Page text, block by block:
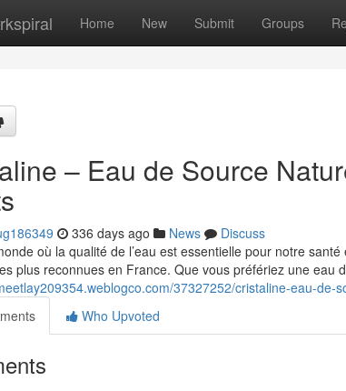
Home New Submit Groups
– Eau de Source
336 days ago News
Discuss
où la qualité de l’eau est essentielle pour notre
plus reconnues en France. Que vous préfériez une eau
37327252/cristaline-eau-
Who Upvoted